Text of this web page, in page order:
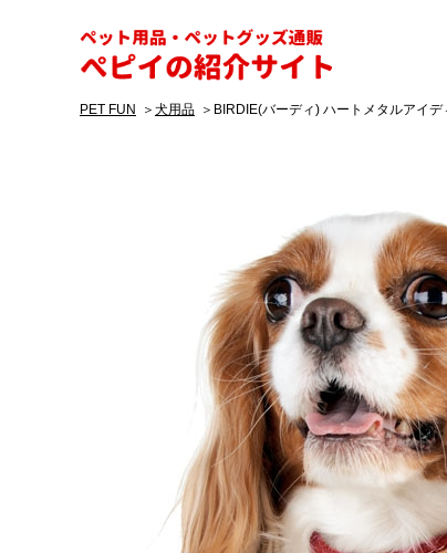
PET FUN 犬用品 BIRDIE(バーディ) ハートメタルアイデ